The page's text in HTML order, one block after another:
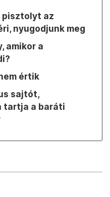
pisztolyt az
nyugodjunk meg
amikor a
értik
sajtót,
tartja a baráti